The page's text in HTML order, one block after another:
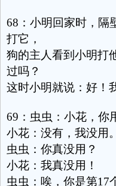
68：小明回家时，隔
打它，
狗的主人看到小明打
过吗？
这时小明就说：好！
69：虫虫：小花，你
小花：没有，我没用。
虫虫：你真没用？
小花：我真没用！
虫虫：唉，你是第17